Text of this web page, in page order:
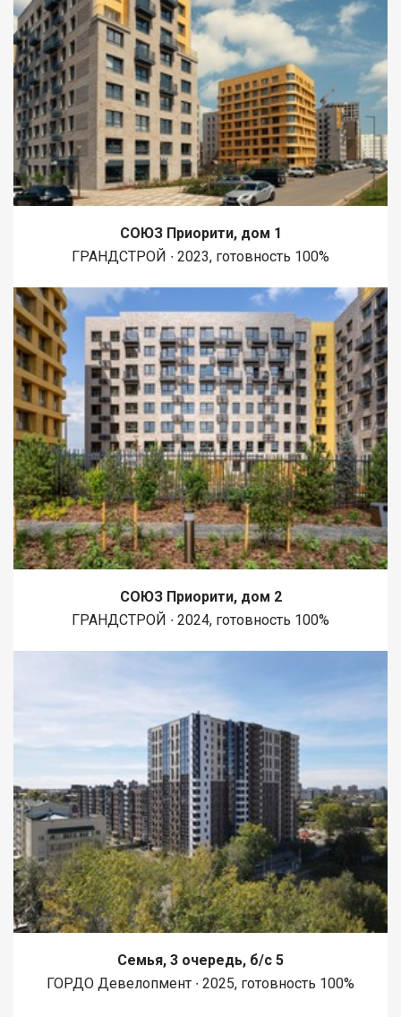
СОЮЗ Приорити, дом 1
ГРАНДСТРОЙ ∙ 2023, готовность 100%
СОЮЗ Приорити, дом 2
ГРАНДСТРОЙ ∙ 2024, готовность 100%
Семья, 3 очередь, б/с 5
ГОРДО Девелопмент ∙ 2025, готовность 100%